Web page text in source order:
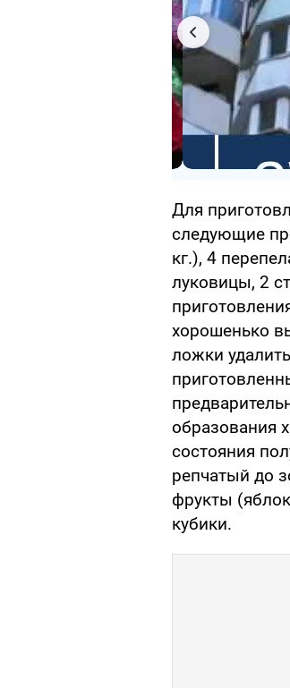
Для
следующие
кг.), 4
луковицы, 2
хорошенько
ложки
образования
состояния
репчатый до
фрукты
кубики.